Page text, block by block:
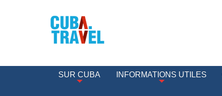
SUR CUBA INFORMATIONS UTILES